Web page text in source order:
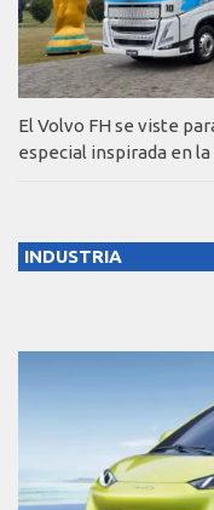
El Volvo FH se viste
especial inspirada en
INDUSTRIA